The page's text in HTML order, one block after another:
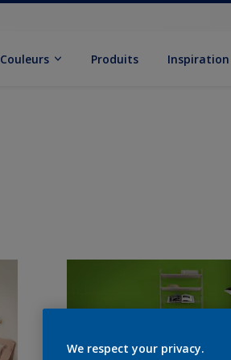
Couleurs Produits Inspiration
We respect your privacy.